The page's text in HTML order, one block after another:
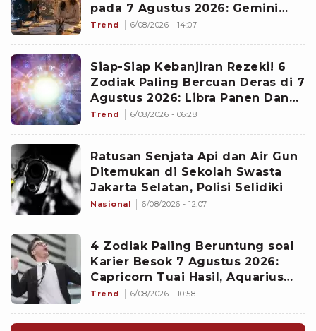
pada 7 Agustus 2026: Gemini
Punya Senjata Utama
Trend 6/08/2026 - 14:07
Siap-Siap Kebanjiran Rezeki! 6
Zodiak Paling Bercuan Deras di 7
Agustus 2026: Libra Panen Dana
Ekstra
Trend 6/08/2026 - 06:28
Ratusan Senjata Api dan Air Gun
Ditemukan di Sekolah Swasta
Jakarta Selatan, Polisi Selidiki
Nasional 6/08/2026 - 12:07
4 Zodiak Paling Beruntung soal
Karier Besok 7 Agustus 2026:
Capricorn Tuai Hasil, Aquarius
Mencuri Perhatian Atasan
Trend 6/08/2026 - 10:58